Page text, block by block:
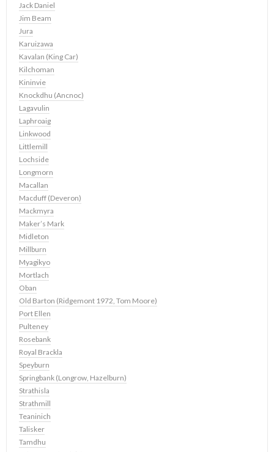
Jack Daniel
Jim Beam
Jura
Karuizawa
Kavalan (King Car)
Kilchoman
Kininvie
Knockdhu (Ancnoc)
Lagavulin
Laphroaig
Linkwood
Littlemill
Lochside
Longmorn
Macallan
Macduff (Deveron)
Mackmyra
Maker’s Mark
Midleton
Millburn
Myagikyo
Mortlach
Oban
Old Barton (Ridgemont 1972, Tom Moore)
Port Ellen
Pulteney
Rosebank
Royal Brackla
Speyburn
Springbank (Longrow, Hazelburn)
Strathisla
Strathmill
Teaninich
Talisker
Tamdhu